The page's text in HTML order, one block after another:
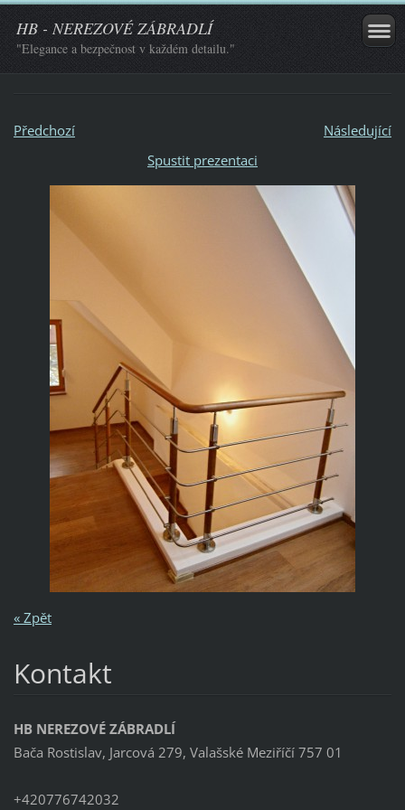
HB - NEREZOVÉ ZÁBRADLÍ
"Elegance a bezpečnost v každém detailu."
Předchozí
Následující
Spustit prezentaci
« Zpět
Kontakt
HB NEREZOVÉ ZÁBRADLÍ
Bača Rostislav, Jarcová 279, Valašské Meziříčí 757 01
+420776742032